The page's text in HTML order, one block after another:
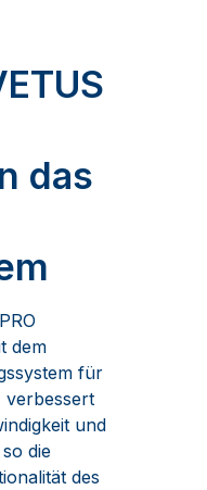
das
dem
für
verbessert
und
die
des